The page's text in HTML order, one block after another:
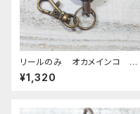
リールのみ オカメインコ ル
チノー レッドブラウン おかめ
いんこ
¥1,320